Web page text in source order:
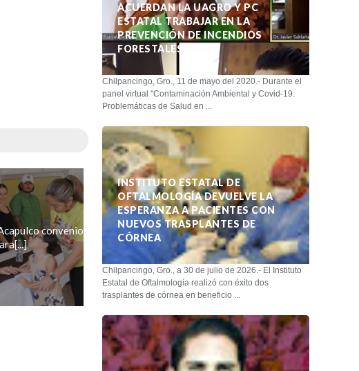
convenio
ACUERDAN LA UAGRO Y PC
ESTATAL TRABAJAR EN LA
PREVENCIÓN DE INCENDIOS
FORESTALES
Chilpancingo, Gro., 11 de mayo del 2020.- Durante el
panel virtual "Contaminación Ambiental y Covid-19:
Problemáticas de Salud en ...
INSTITUTO ESTATAL DE
OFTALMOLOGÍA DEVUELVE LA
ESPERANZA A PACIENTES CON
NUEVOS TRASPLANTES DE
CÓRNEA
Chilpancingo, Gro., a 30 de julio de 2026.- El Instituto
Estatal de Oftalmología realizó con éxito dos
trasplantes de córnea en beneficio ...